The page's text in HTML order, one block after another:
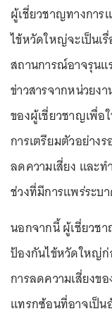
ผู้เชี่ยวชาญทางการ
ไข้หวัดใหญ่จะเป็นเ
สถานการณ์อาจรุนแ
ข่าวสารจากหน่วยง
ของผู้เชี่ยวชาญเพื่อ
การเตรียมตัวอย่าง
ลดความเสี่ยง และท
ช่วงที่มีการแพร่ระบ
นอกจากนี้ ผู้เชี่ยวช
ป้องกันไข้หวัดใหญ่ก่
การลดความเสี่ยงข
แทรกซ้อนที่อาจเป็น